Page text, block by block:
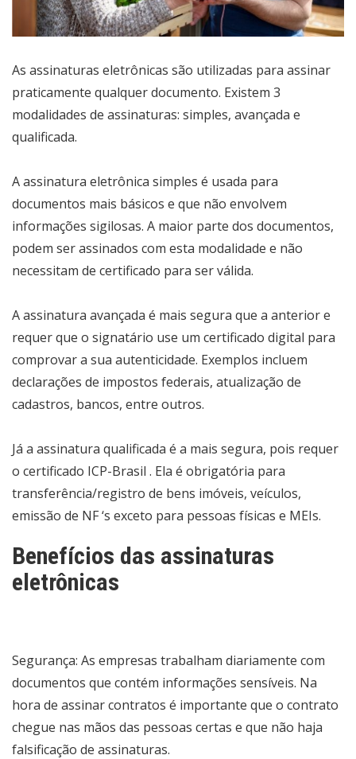
As assinaturas eletrônicas são utilizadas para assinar
praticamente qualquer documento. Existem 3
modalidades de assinaturas: simples, avançada e
qualificada.
A assinatura eletrônica simples é usada para
documentos mais básicos e que não envolvem
informações sigilosas. A maior parte dos documentos,
podem ser assinados com esta modalidade e não
necessitam de certificado para ser válida.
A assinatura avançada é mais segura que a anterior e
requer que o signatário use um certificado digital para
comprovar a sua autenticidade. Exemplos incluem
declarações de impostos federais, atualização de
cadastros, bancos, entre outros.
Já a assinatura qualificada é a mais segura, pois requer
o certificado ICP-Brasil . Ela é obrigatória para
transferência/registro de bens imóveis, veículos,
emissão de NF ‘s exceto para pessoas físicas e MEIs.
Benefícios das assinaturas
eletrônicas
Segurança: As empresas trabalham diariamente com
documentos que contém informações sensíveis. Na
hora de assinar contratos é importante que o contrato
chegue nas mãos das pessoas certas e que não haja
falsificação de assinaturas.